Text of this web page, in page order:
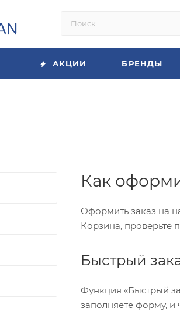
АКЦИИ БРЕНДЫ
Как
Оформить заказ на
Корзина, проверьте
Быстрый
Функция «Быстрый
заполняете форму, и